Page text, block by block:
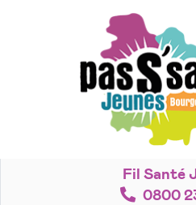
Fil Santé
0800